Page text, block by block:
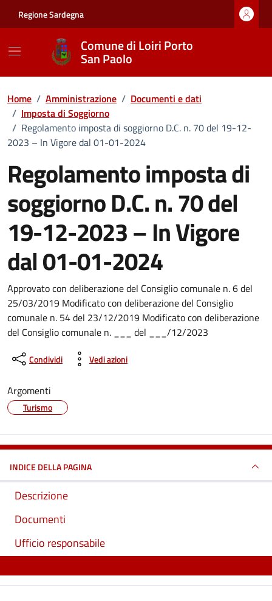
Regione Sardegna
Comune di Loiri Porto
San Paolo
Home / Amministrazione / Documenti e dati
/ Imposta di Soggiorno
/ Regolamento imposta di soggiorno D.C. n. 70 del 19-12-
2023 – In Vigore dal 01-01-2024
Regolamento imposta di
soggiorno D.C. n. 70 del
19-12-2023 – In Vigore
dal 01-01-2024
Dettagli del documento
Approvato con deliberazione del Consiglio comunale n. 6 del
25/03/2019 Modificato con deliberazione del Consiglio
comunale n. 54 del 23/12/2019 Modificato con deliberazione
del Consiglio comunale n. ___ del ___/12/2023
Condividi Vedi azioni
Argomenti
Turismo
INDICE DELLA PAGINA
Descrizione
Documenti
Ufficio responsabile